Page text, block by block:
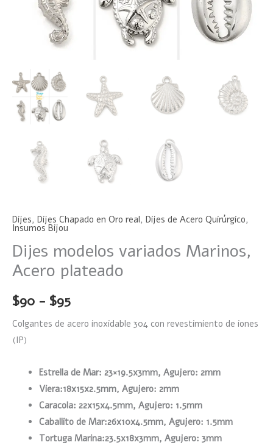
Dijes, Dijes Chapado en Oro real, Dijes de Acero Quirúrgico,
Insumos Bijou
Dijes modelos variados Marinos,
Acero plateado
$90 - $95
Colgantes de acero inoxidable 304 con revestimiento de iones
(IP)
Estrella de Mar: 23×19.5x3mm, Agujero: 2mm
Viera:18x15x2.5mm, Agujero: 2mm
Caracola: 22x15x4.5mm, Agujero: 1.5mm
Caballito de Mar:26x10x4.5mm, Agujero: 1.5mm
Tortuga Marina:23.5x18x3mm, Agujero: 3mm